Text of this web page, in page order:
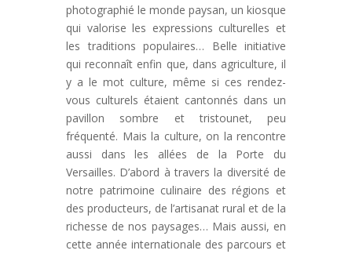
photographié le monde paysan, un kiosque
qui valorise les expressions culturelles et
les traditions populaires… Belle initiative
qui reconnaît enfin que, dans agriculture, il
y a le mot culture, même si ces rendez-
vous culturels étaient cantonnés dans un
pavillon sombre et tristounet, peu
fréquenté. Mais la culture, on la rencontre
aussi dans les allées de la Porte du
Versailles. D’abord à travers la diversité de
notre patrimoine culinaire des régions et
des producteurs, de l’artisanat rural et de la
richesse de nos paysages… Mais aussi, en
cette année internationale des parcours et